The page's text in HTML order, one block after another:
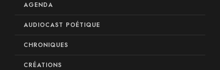
AGENDA
AUDIOCAST POÉTIQUE
CHRONIQUES
CRÉATIONS